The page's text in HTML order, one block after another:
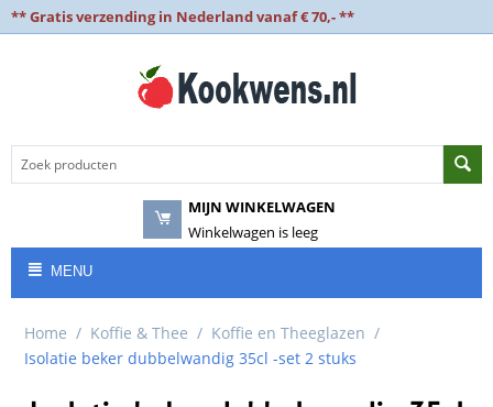
** Gratis verzending in Nederland vanaf € 70,- **
MIJN WINKELWAGEN
Winkelwagen is leeg
MENU
Home / Koffie & Thee / Koffie en Theeglazen /
Isolatie beker dubbelwandig 35cl -set 2 stuks